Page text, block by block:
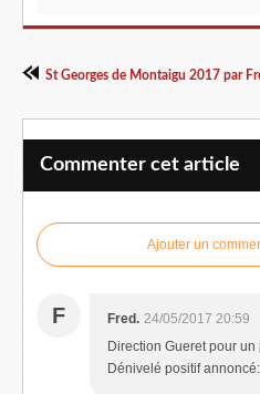
St Georges de Montaigu 2017 par
Commenter cet article
Ajouter un
F Fred. 24/05/2017 20:59
Direction Gueret pour
Dénivelé positif